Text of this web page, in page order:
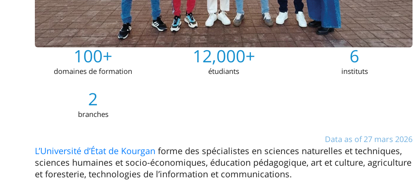
100+
domaines de formation
12,000+
étudiants
6
instituts
2
branches
Data as of 27 mars 2026
L’Université d’État de Kourgan forme des spécialistes en sciences naturelles et techniques,
sciences humaines et socio-économiques, éducation pédagogique, art et culture, agriculture
et foresterie, technologies de l’information et communications.